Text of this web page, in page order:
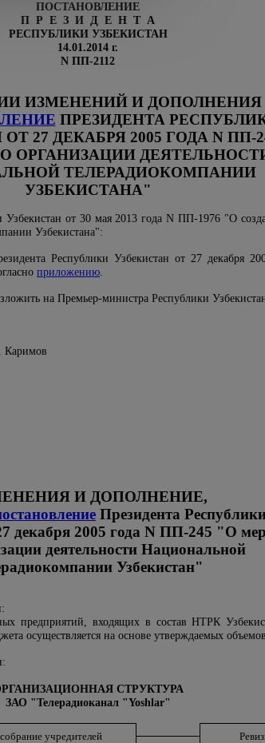
ПОСТАНОВЛЕНИЕ
П Р Е З И Д Е Н Т А
РЕСПУБЛИКИ УЗБЕКИСТАН
14.01.2014 г.
N ПП-2112
ИЗМЕНЕНИЙ И ДОПОЛНЕНИЯ
ПРЕЗИДЕНТА
27 ДЕКАБРЯ 2005 ГОДА N ПП-
ОРГАНИЗАЦИИ
ТЕЛЕРАДИОКОМПАНИИ
УЗБЕКИСТАНА"
от 30 мая 2013 года N ПП-1976 "О
Узбекистана":
Республики Узбекистан от 27 декабря
приложению.
на Премьер-министра Республики
И ДОПОЛНЕНИЕ,
Президента
декабря 2005 года N ПП-245 "О
деятельности Национальной
Узбекистан"
предприятий, входящих в состав НТРК
осуществляется на основе утверждаемых
СТРУКТУРА
ЗАО "Телерадиоканал "Yoshlar"
учредителей